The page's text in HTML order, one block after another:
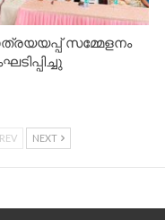
സമ്മേളനം
NEXT